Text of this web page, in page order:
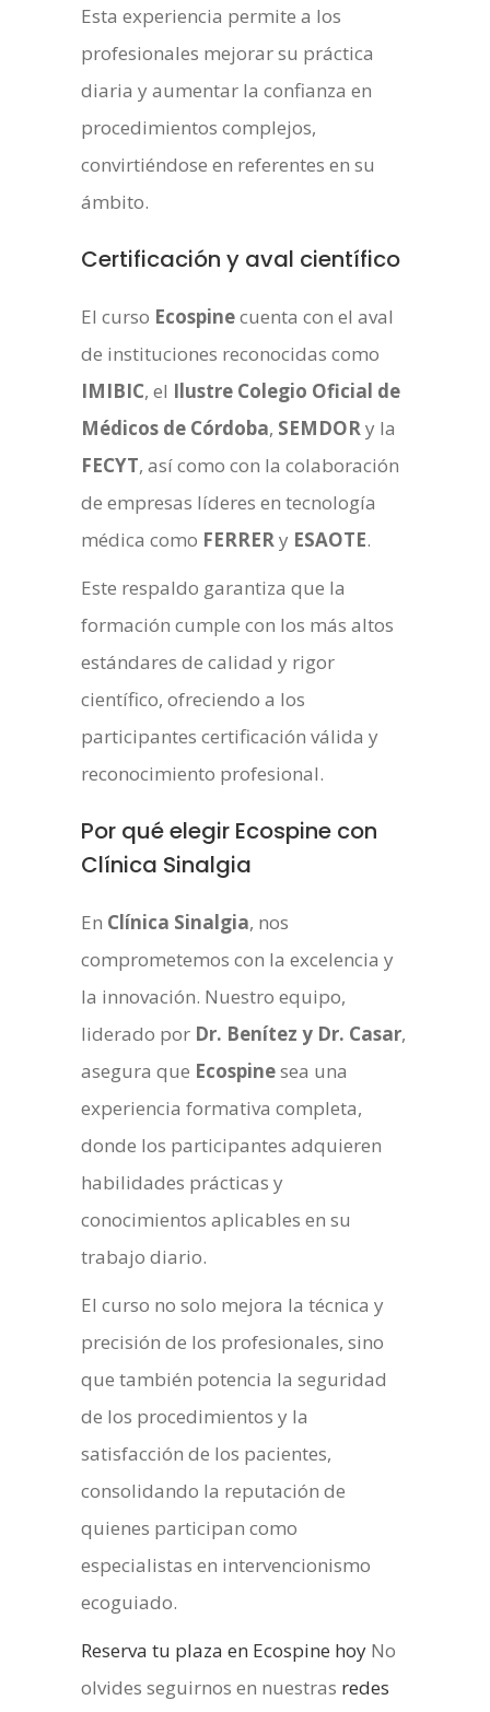
Esta experiencia permite a los
profesionales mejorar su práctica
diaria y aumentar la confianza en
procedimientos complejos,
convirtiéndose en referentes en su
ámbito.
Certificación y aval científico
El curso Ecospinecuenta con el aval
de instituciones reconocidas como
IMIBIC, el Ilustre Colegio Oficial de
Médicos de Córdoba, SEMDORy la
FECYT, así como con la colaboración
de empresas líderes en tecnología
médica como FERRERy ESAOTE.
Este respaldo garantiza que la
formación cumple con los más altos
estándares de calidad y rigor
científico, ofreciendo a los
participantes certificación válida y
reconocimiento profesional.
Por qué elegir Ecospine con
Clínica Sinalgia
En Clínica Sinalgia, nos
comprometemos con la excelencia y
la innovación. Nuestro equipo,
liderado por Dr. Benítez y Dr. Casar,
asegura que Ecospinesea una
experiencia formativa completa,
donde los participantes adquieren
habilidades prácticas y
conocimientos aplicables en su
trabajo diario.
El curso no solo mejora la técnica y
precisión de los profesionales, sino
que también potencia la seguridad
de los procedimientos y la
satisfacción de los pacientes,
consolidando la reputación de
quienes participan como
especialistas en intervencionismo
ecoguiado.
Reserva tu plaza en Ecospine hoy No
olvides seguirnos en nuestras redes